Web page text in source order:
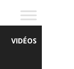
VIDÉOS